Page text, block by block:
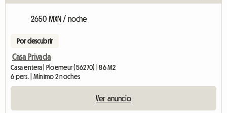
2650 MXN / noche
Por descubrir
Casa Privada
Casa entera | Ploemeur (56270) | 86 M2
6 pers. | Mínimo 2 noches
Ver anuncio